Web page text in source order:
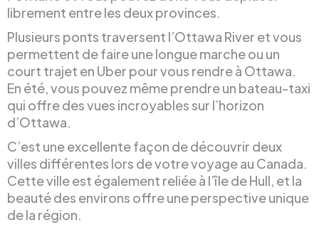
librement entre les deux provinces.
Plusieurs ponts traversent l’Ottawa River et vous
permettent de faire une longue marche ou un
court trajet en Uber pour vous rendre à Ottawa.
En été, vous pouvez même prendre un bateau-taxi
qui offre des vues incroyables sur l’horizon
d’Ottawa.
C’est une excellente façon de découvrir deux
villes différentes lors de votre voyage au Canada.
Cette ville est également reliée à l’île de Hull, et la
beauté des environs offre une perspective unique
de la région.